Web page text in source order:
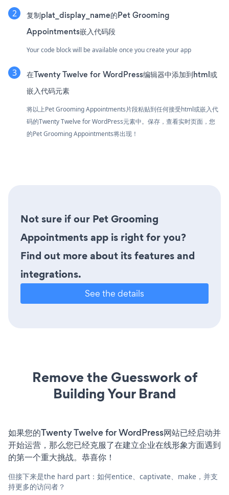
复制plat_display_name的Pet Grooming
Appointments嵌入代码段
Your code block will be available once you create your app
在Twenty Twelve for WordPress编辑器中添加到html或
嵌入代码元素
将以上Pet Grooming Appointments片段粘贴到任何接受html或嵌入代
码的Twenty Twelve for WordPress元素中。保存，查看实时页面，您
的Pet Grooming Appointments将出现！
Not sure if our Pet Grooming
Appointments app is right for you?
Find out more about its features and
integrations.
See the details
Remove the Guesswork of
Building Your Brand
如果您的Twenty Twelve for WordPress网站已经启动并
开始运营，那么您已经克服了在建立企业在线形象方面遇到
的第一个重大挑战。恭喜你！
但接下来是the hard part：如何entice、captivate、make，并支
持更多的访问者？